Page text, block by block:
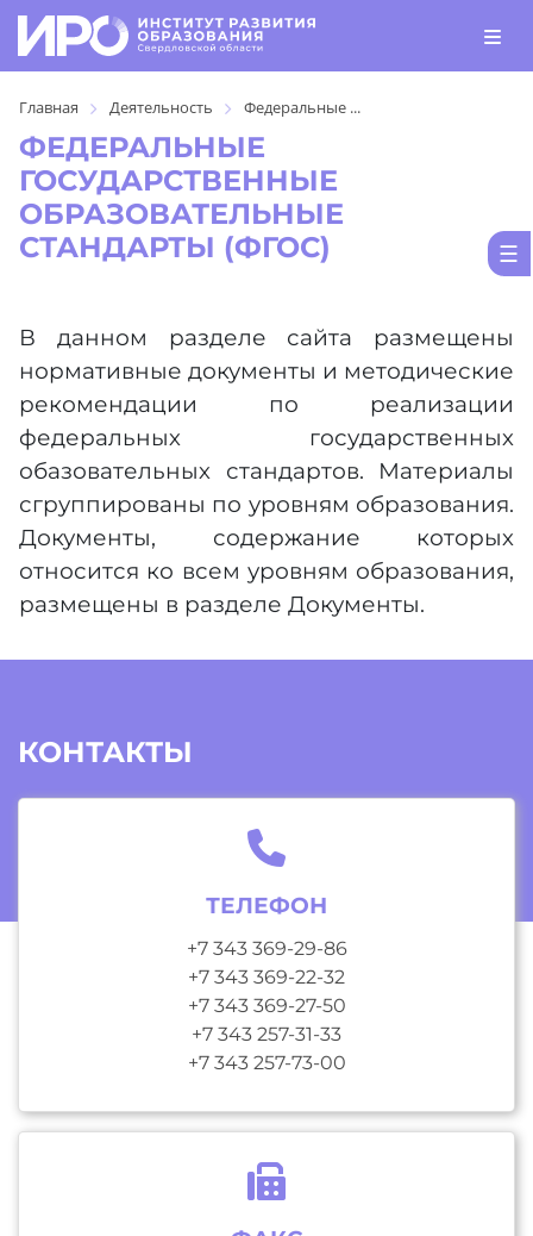
Главная Деятельность Федеральные ...
ФЕДЕРАЛЬНЫЕ
ГОСУДАРСТВЕННЫЕ
ОБРАЗОВАТЕЛЬНЫЕ
СТАНДАРТЫ (ФГОС)
В данном разделе сайта размещены
нормативные документы и методические
рекомендации по реализации
федеральных государственных
обазовательных стандартов. Материалы
сгруппированы по уровням образования.
Документы, содержание которых
относится ко всем уровням образования,
размещены в разделе Документы.
КОНТАКТЫ
ТЕЛЕФОН
+7 343 369-29-86
+7 343 369-22-32
+7 343 369-27-50
+7 343 257-31-33
+7 343 257-73-00